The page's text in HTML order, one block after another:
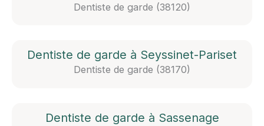
Dentiste de garde (38120)
Dentiste de garde à Seyssinet-Pariset
Dentiste de garde (38170)
Dentiste de garde à Sassenage